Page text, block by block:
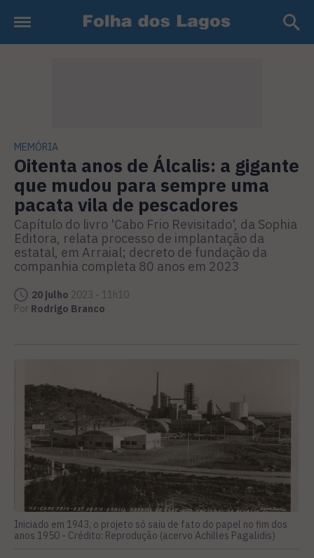
MEMÓRIA
Oitenta anos de Álcalis: a gigante
que mudou para sempre uma
pacata vila de pescadores
Capítulo do livro 'Cabo Frio Revisitado', da Sophia
Editora, relata processo de implantação da
estatal, em Arraial; decreto de fundação da
companhia completa 80 anos em 2023
20 julho 2023 - 11h10
Por Rodrigo Branco
Iniciado em 1943, o projeto só saiu de fato do papel no fim dos
anos 1950 - Crédito: Reprodução (acervo Achilles Pagalidis)